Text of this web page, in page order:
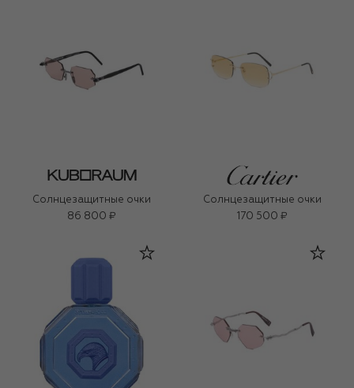
Солнцезащитные очки
86 800 ₽
Солнцезащитные очки
170 500 ₽